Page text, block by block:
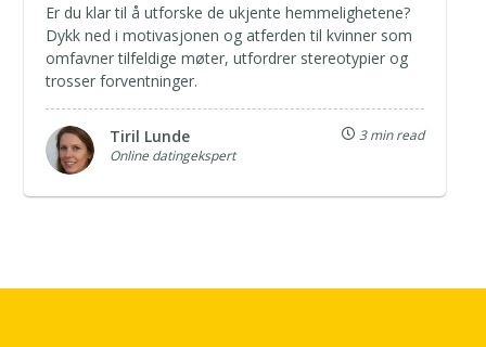
Er du klar til å utforske de ukjente hemmelighetene?
Dykk ned i motivasjonen og atferden til kvinner som
omfavner tilfeldige møter, utfordrer stereotypier og
trosser forventninger.
Tiril Lunde
Online datingekspert
3 min read